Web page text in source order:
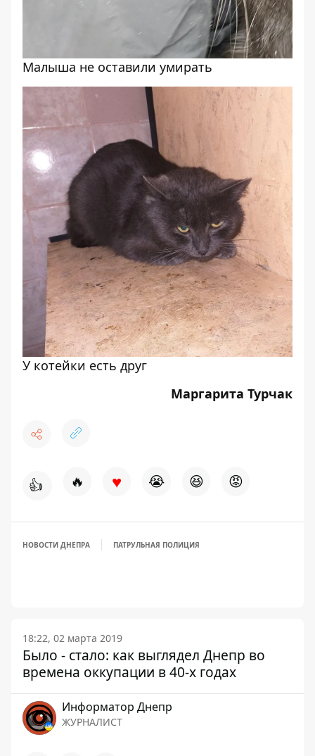
Малыша не оставили умирать
У котейки есть друг
Маргарита Турчак
👍 🔥 ♥ 😭 😆 😡
НОВОСТИ ДНЕПРА ПАТРУЛЬНАЯ ПОЛИЦИЯ
18:22, 02 марта 2019
Было - стало: как выглядел Днепр во
времена оккупации в 40-х годах
Информатор Днепр
ЖУРНАЛИСТ